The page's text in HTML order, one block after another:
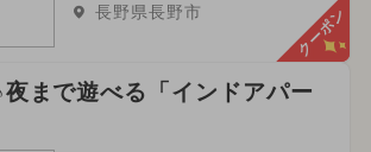
長野県長野市 クーポン
まで遊べる「インドアパー